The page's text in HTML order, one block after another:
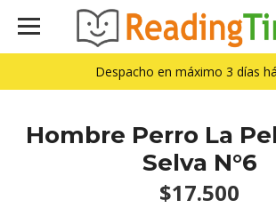
Despacho en máximo 3 días
Hombre Perro La
Selva N°6
$17.500